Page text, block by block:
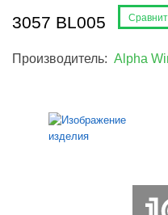
3057 BL005
Производитель: Alpha